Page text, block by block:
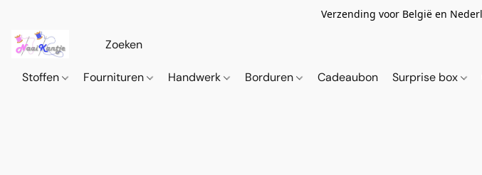
Verzending voor België en
Stoffen Fournituren Handwerk Borduren Cadeaubon Surprise box